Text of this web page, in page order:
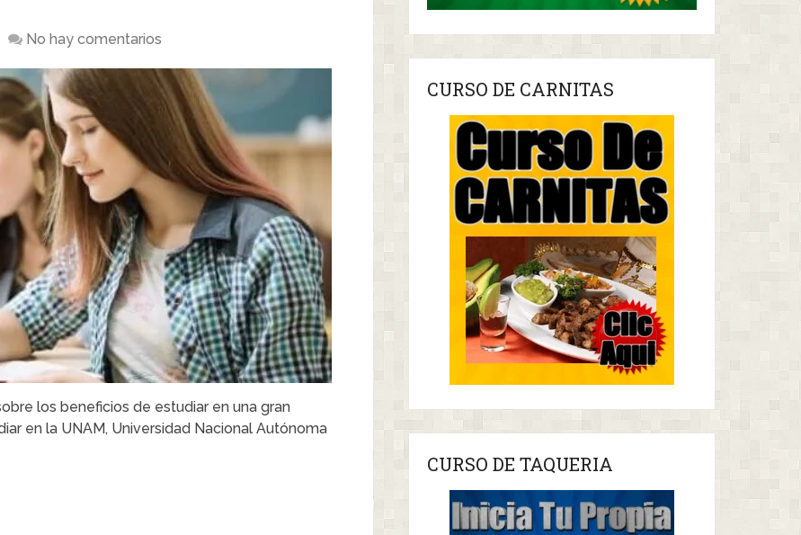
No hay comentarios
los beneficios de estudiar en una gran
en la UNAM, Universidad Nacional Autónoma
CURSO DE CARNITAS
CURSO DE TAQUERIA